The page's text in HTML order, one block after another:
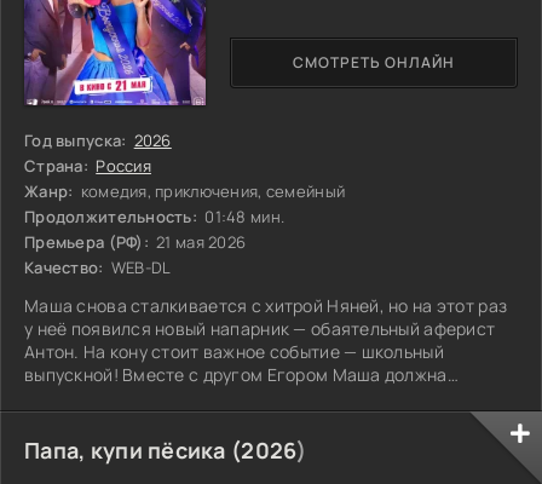
Год выпуска: 2026
Страна: Россия
Жанр: комедия, приключения, семейный
Продолжительность: 01:48 мин.
Премьера (РФ): 21 мая 2026
Качество: WEB-DL
Маша снова сталкивается с хитрой Няней, но на этот раз
у неё появился новый напарник — обаятельный аферист
Антон. На кону стоит важное событие — школьный
выпускной! Вместе с другом Егором Маша должна
вечер. С каждым шагом опасность растёт, и даже самые
простые планы могут пойти наперекосяк. Как удастся
Маше и Егору справиться с коварными противниками?
СМОТРЕТЬ ОНЛАЙН
Папа, купи пёсика (2026)